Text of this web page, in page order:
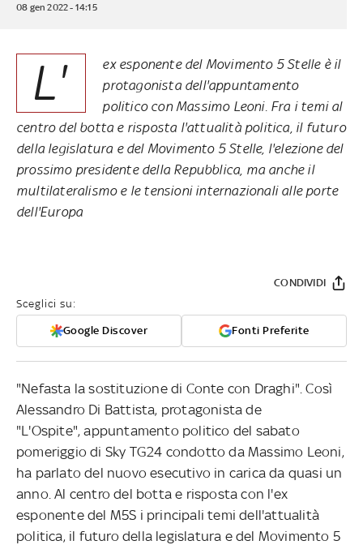
08 gen 2022 - 14:15
L'
ex esponente del Movimento 5 Stelle è il
protagonista dell'appuntamento
politico con Massimo Leoni. Fra i temi al
centro del botta e risposta l'attualità politica, il futuro
della legislatura e del Movimento 5 Stelle, l'elezione del
prossimo presidente della Repubblica, ma anche il
multilateralismo e le tensioni internazionali alle porte
dell'Europa
Sceglici su:
Google Discover Fonti Preferite
CONDIVIDI
"Nefasta la sostituzione di Conte con Draghi". Così
Alessandro Di Battista, protagonista de
"L'Ospite", appuntamento politico del sabato
pomeriggio di Sky TG24 condotto da Massimo Leoni,
ha parlato del nuovo esecutivo in carica da quasi un
anno. Al centro del botta e risposta con l'ex
esponente del M5S i principali temi dell'attualità
politica, il futuro della legislatura e del Movimento 5